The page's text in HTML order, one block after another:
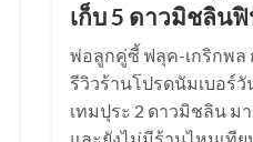
เก็บ 5 ดาวมิชลิน
พ่อลูกคู่ซี้ ฟลุค-เกริกพล
รีวิวร้านโปรดนัมเบอร์
เทมปุระ 2 ดาวมิชลิน ม